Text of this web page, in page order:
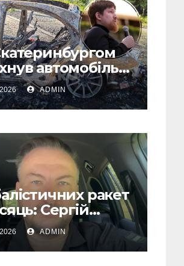
автомобіль
компанії-
дронів
– перші
ADMIN
ракет
Сергій
закликав
готуватися
ADMIN